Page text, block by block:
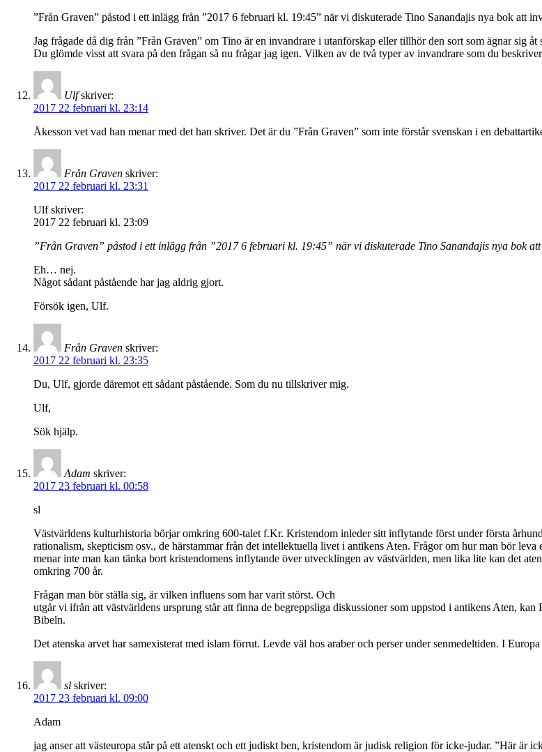
”Från Graven” påstod i ett inlägg från ”2017 6 februari kl. 19:45” när vi diskuterade Tino Sanandajis nya bok att
Jag frågade då dig från ”Från Graven” om Tino är en invandrare i utanförskap eller tillhör den sort som ägnar sig åt
Du glömde visst att svara på den frågan så nu frågar jag igen. Vilken av de två typer av invandrare som du
Ulf skriver:
2017 22 februari kl. 23:14
Åkesson vet vad han menar med det han skriver. Det är du ”Från Graven” som inte förstår svenskan i en
Från Graven skriver:
2017 22 februari kl. 23:31
Ulf skriver:
2017 22 februari kl. 23:09
”Från Graven” påstod i ett inlägg från ”2017 6 februari kl. 19:45” när vi diskuterade Tino Sanandajis nya bok
Eh… nej.
Något sådant påstående har jag aldrig gjort.
Försök igen, Ulf.
Från Graven skriver:
2017 22 februari kl. 23:35
Du, Ulf, gjorde däremot ett sådant påstående. Som du nu tillskriver mig.
Ulf,
Sök hjälp.
Adam skriver:
2017 23 februari kl. 00:58
sl
Västvärldens kulturhistoria börjar omkring 600-talet f.Kr. Kristendom inleder sitt inflytande först under första
rationalism, skepticism osv., de härstammar från det intellektuella livet i antikens Aten. Frågor om hur man bör
menar inte man kan tänka bort kristendomens inflytande över utvecklingen av västvärlden, men lika lite kan det
omkring 700 år.
Frågan man bör ställa sig, är vilken influens som har varit störst. Och
utgår vi ifrån att västvärldens ursprung står att finna de begreppsliga diskussioner som uppstod i antikens Aten,
Bibeln.
Det atenska arvet har samexisterat med islam förrut. Levde väl hos araber och perser under senmedeltiden. I
sl skriver:
2017 23 februari kl. 09:00
Adam
jag anser att västeuropa står på ett atenskt och ett judiskt ben, kristendom är judisk religion för icke-judar. ”Här är